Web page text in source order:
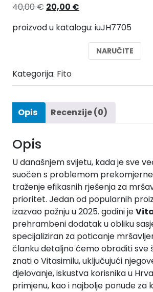
40,00€ Izvorna
bila
20,00 €
je:
20,00 €.
proizvod u katalogu: iuJH7705
NARUČITE
Kategorija: Fito
Opis Recenzije (0)
Opis
U današnjem svijetu, kada je sve
suočen s problemom
traženje efikasnih rješenja za
prioritet. Jedan od popularnih
izazvao pažnju u 2025. godini je
prehrambeni dodatak u obliku
specijaliziran za poticanje
članku detaljno ćemo obraditi
znati o Vitasimilu, uključujući
djelovanje, iskustva korisnika u
primjenu, kao i najbolje ponude za